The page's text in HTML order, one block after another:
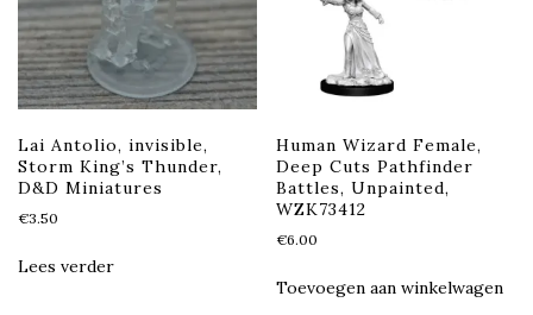
Lai Antolio, invisible,
Storm King’s Thunder,
D&D Miniatures
€3.50
Lees verder
Human Wizard Female,
Deep Cuts Pathfinder
Battles, Unpainted,
WZK73412
€6.00
Toevoegen aan winkelwagen